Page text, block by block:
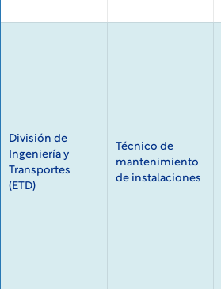
División de
Ingeniería y
Transportes
(ETD)
Técnico de
mantenimiento
de instalaciones